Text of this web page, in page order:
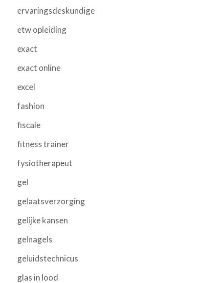
ervaringsdeskundige
etw opleiding
exact
exact online
excel
fashion
fiscale
fitness trainer
fysiotherapeut
gel
gelaatsverzorging
gelijke kansen
gelnagels
geluidstechnicus
glas in lood